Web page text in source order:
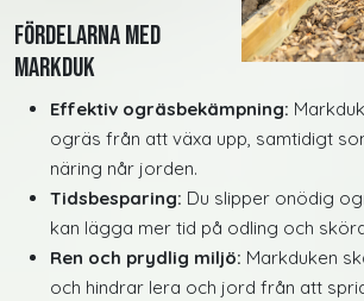
Fördelarna med
markduk
Effektiv ogräsbekämpning:
ogräs från att växa upp, samtidigt
näring når jorden.
Tidsbesparing: Du slipper onödig
kan lägga mer tid på odling och
Ren och prydlig miljö: Markduken
och hindrar lera och jord från att